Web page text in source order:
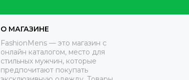
О МАГАЗИНЕ
FashionMens — это магазин с
онлайн каталогом, место для
стильных мужчин, которые
предпочитают покупать